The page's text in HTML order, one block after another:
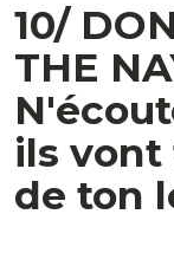
10/
THE
ils vont
de ton